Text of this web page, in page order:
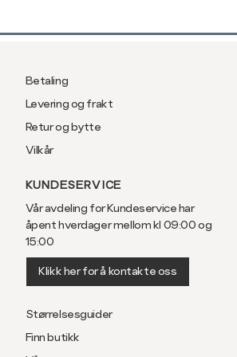
Betaling
Levering og frakt
Retur og bytte
Vilkår
KUNDESERVICE
Vår avdeling for Kundeservice har
åpent hverdager mellom kl 09:00 og
15:00
Klikk her for å kontakte oss
Størrelsesguider
Finn butikk